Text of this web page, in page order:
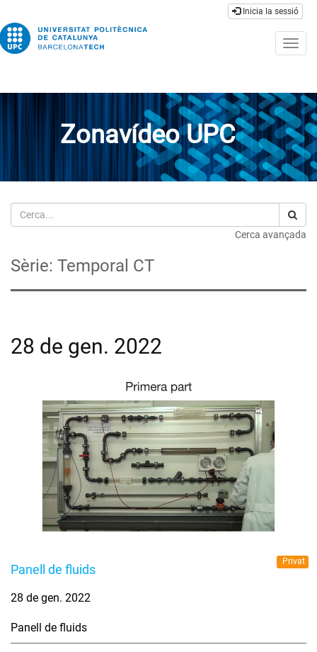
Inicia la sessió
Zonavídeo UPC
Cerca
Cerca avançada
Sèrie: Temporal CT
28 de gen. 2022
Panell de fluids
Privat
28 de gen. 2022
Panell de fluids